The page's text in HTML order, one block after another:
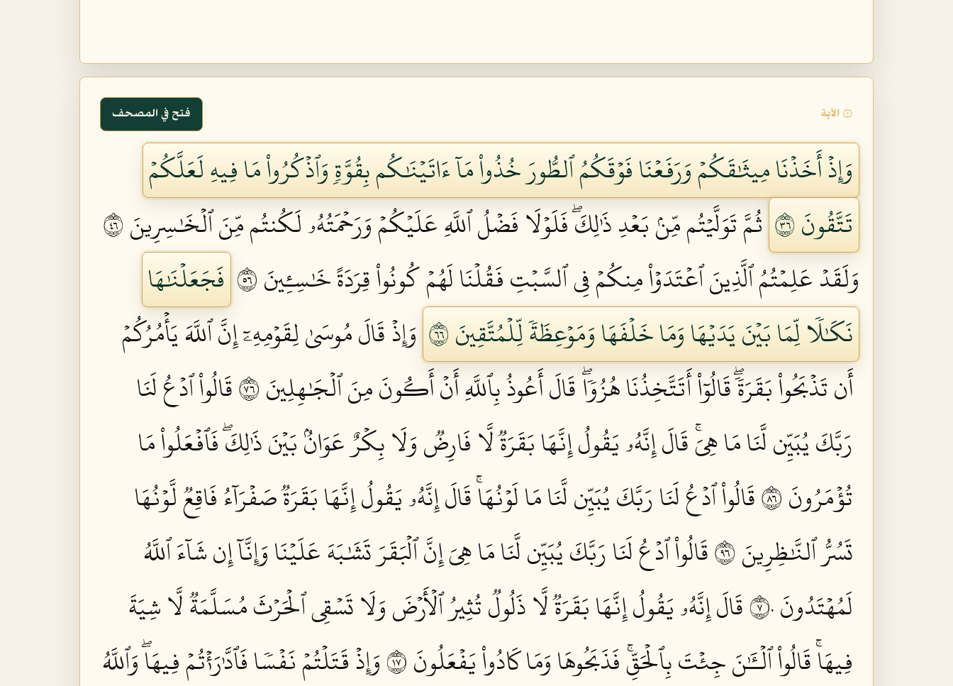
۞ الآية فتح في المصحف
وَإِذۡ أَخَذۡنَا مِيثَٰقَكُمۡ وَرَفَعۡنَا فَوۡقَكُمُ ٱلطُّورَ خُذُواْ مَآ ءَاتَيۡنَٰكُم بِقُوَّةٖ وَٱذۡكُرُواْ مَا فِيهِ لَعَلَّكُمۡ
تَتَّقُونَ ٦٣
ثُمَّ تَوَلَّيۡتُم مِّنۢ بَعۡدِ ذَٰلِكَۖ فَلَوۡلَا فَضۡلُ ٱللَّهِ عَلَيۡكُمۡ وَرَحۡمَتُهُۥ لَكُنتُم مِّنَ ٱلۡخَٰسِرِينَ ٦٤
وَلَقَدۡ عَلِمۡتُمُ ٱلَّذِينَ ٱعۡتَدَوۡاْ مِنكُمۡ فِي ٱلسَّبۡتِ فَقُلۡنَا لَهُمۡ كُونُواْ قِرَدَةً خَٰسِـِٔينَ ٦٥
فَجَعَلۡنَٰهَا
نَكَٰلٗا لِّمَا بَيۡنَ يَدَيۡهَا وَمَا خَلۡفَهَا وَمَوۡعِظَةٗ لِّلۡمُتَّقِينَ ٦٦
وَإِذۡ قَالَ مُوسَىٰ لِقَوۡمِهِۦٓ إِنَّ ٱللَّهَ يَأۡمُرُكُمۡ
أَن تَذۡبَحُواْ بَقَرَةٗۖ قَالُوٓاْ أَتَتَّخِذُنَا هُزُوٗاۖ قَالَ أَعُوذُ بِٱللَّهِ أَنۡ أَكُونَ مِنَ ٱلۡجَٰهِلِينَ ٦٧
قَالُواْ ٱدۡعُ لَنَا
رَبَّكَ يُبَيِّن لَّنَا مَا هِيَۚ قَالَ إِنَّهُۥ يَقُولُ إِنَّهَا بَقَرَةٞ لَّا فَارِضٞ وَلَا بِكۡرٌ عَوَانُۢ بَيۡنَ ذَٰلِكَۖ فَٱفۡعَلُواْ مَا
تُؤۡمَرُونَ ٦٨
قَالُواْ ٱدۡعُ لَنَا رَبَّكَ يُبَيِّن لَّنَا مَا لَوۡنُهَاۚ قَالَ إِنَّهُۥ يَقُولُ إِنَّهَا بَقَرَةٞ صَفۡرَآءُ فَاقِعٞ لَّوۡنُهَا
تَسُرُّ ٱلنَّٰظِرِينَ ٦٩
قَالُواْ ٱدۡعُ لَنَا رَبَّكَ يُبَيِّن لَّنَا مَا هِيَ إِنَّ ٱلۡبَقَرَ تَشَٰبَهَ عَلَيۡنَا وَإِنَّآ إِن شَآءَ ٱللَّهُ
لَمُهۡتَدُونَ ٧٠
قَالَ إِنَّهُۥ يَقُولُ إِنَّهَا بَقَرَةٞ لَّا ذَلُولٞ تُثِيرُ ٱلۡأَرۡضَ وَلَا تَسۡقِي ٱلۡحَرۡثَ مُسَلَّمَةٞ لَّا شِيَةَ
فِيهَاۚ قَالُواْ ٱلۡـَٰٔنَ جِئۡتَ بِٱلۡحَقِّۚ فَذَبَحُوهَا وَمَا كَادُواْ يَفۡعَلُونَ ٧١
وَإِذۡ قَتَلۡتُمۡ نَفۡسٗا فَٱدَّٰرَٰءۡتُمۡ فِيهَاۖ وَٱللَّهُ